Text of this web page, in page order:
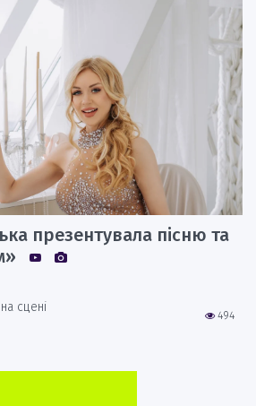
презентувала пісню та
494
сцені